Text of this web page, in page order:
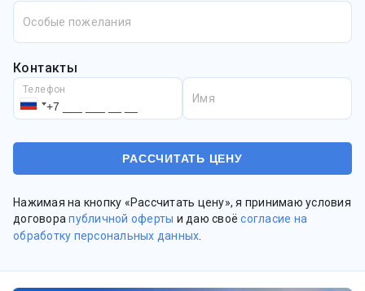
Особые пожелания
Контакты
Телефон
Имя
Нажимая на кнопку «Рассчитать цену», я принимаю условия
договорапубличной оферты и даю своёсогласие на
обработку персональных данных